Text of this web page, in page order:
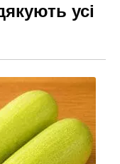
усі